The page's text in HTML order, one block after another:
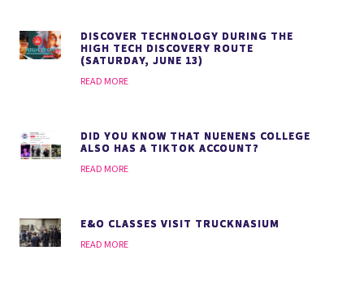
DISCOVER TECHNOLOGY DURING THE
HIGH TECH DISCOVERY ROUTE
(SATURDAY, JUNE 13)
READ MORE
DID YOU KNOW THAT NUENENS COLLEGE
ALSO HAS A TIKTOK ACCOUNT?
READ MORE
E&O CLASSES VISIT TRUCKNASIUM
READ MORE